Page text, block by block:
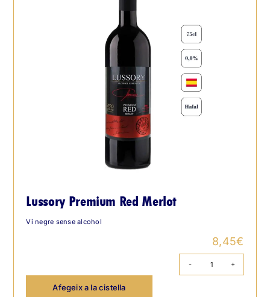
Lussory Premium Red Merlot
Vi negre sense alcohol
8,45€
quantitat
Afegeix a la cistella